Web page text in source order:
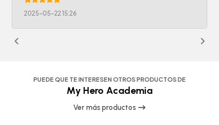
2025-05-22 15:26
PUEDE QUE TE INTERESEN OTROS PRODUCTOS DE
My Hero Academia
Ver más productos